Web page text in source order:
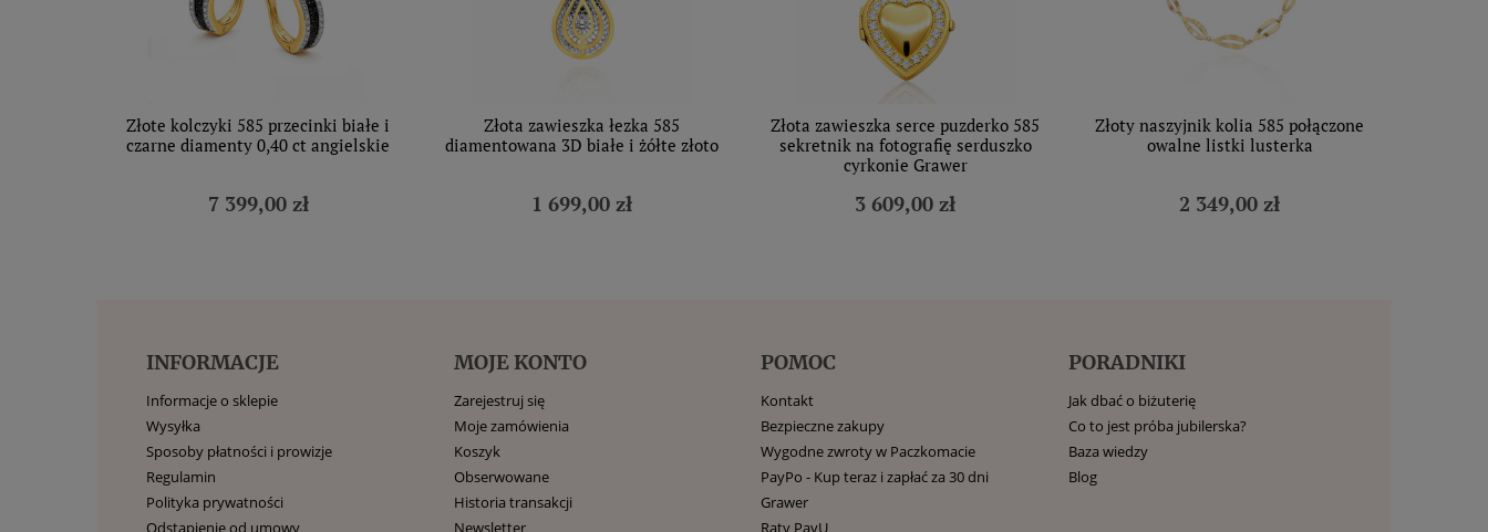
Złote kolczyki 585 przecinki białe i
czarne diamenty 0,40 ct angielskie
7 399,00 zł
Złota zawieszka łezka 585
diamentowana 3D białe i żółte złoto
1 699,00 zł
Złota zawieszka serce puzderko 585
sekretnik na fotografię serduszko
cyrkonie Grawer
3 609,00 zł
Złoty naszyjnik kolia 585 połączone
owalne listki lusterka
2 349,00 zł
INFORMACJE
Informacje o sklepie
Wysyłka
Sposoby płatności i prowizje
Regulamin
Polityka prywatności
Odstąpienie od umowy
MOJE KONTO
Zarejestruj się
Moje zamówienia
Koszyk
Obserwowane
Historia transakcji
Newsletter
POMOC
Kontakt
Bezpieczne zakupy
Wygodne zwroty w Paczkomacie
PayPo - Kup teraz i zapłać za 30 dni
Grawer
Raty PayU
PORADNIKI
Jak dbać o biżuterię
Co to jest próba jubilerska?
Baza wiedzy
Blog